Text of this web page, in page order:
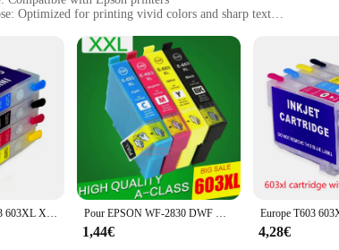
Optimized for printing vivid colors and sharp text
Comes as a set for easy installation
and High-Yield Ink**
encre Epson 603 are meticulously crafted to ensure optimal
text. The high-yield ink ensures that you can print more pages
and Easy Installation**
encre Epson 603 are engineered to be a perfect fit for your
you're a professional print shop or a home user, these
and Wide Compatibility**
Europe T603XL T603 603XL XP2100 XP4100 Cartouche d'encre illable pour Epson XP-4105 2100 2105 3100 3105 XP-4100 Prquinze Pour EPSON WF-2830 DWF WF-2810 DWF 2830 2810 Cartouche D'encre D'imprimante Europe Catridges 603 603XL
1,44€ 4,28€